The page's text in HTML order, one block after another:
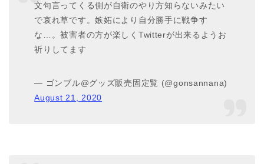
文句言ってくる側が自衛のやり方知らないみたい
で哀れ草です。嫉妬により自分勝手に戦争す
な…。被害者の方が楽しくTwitterが出来るようお
祈りしてます
— ゴンブル@グッズ販売固定覧 (@gonsannana)
August 21, 2020